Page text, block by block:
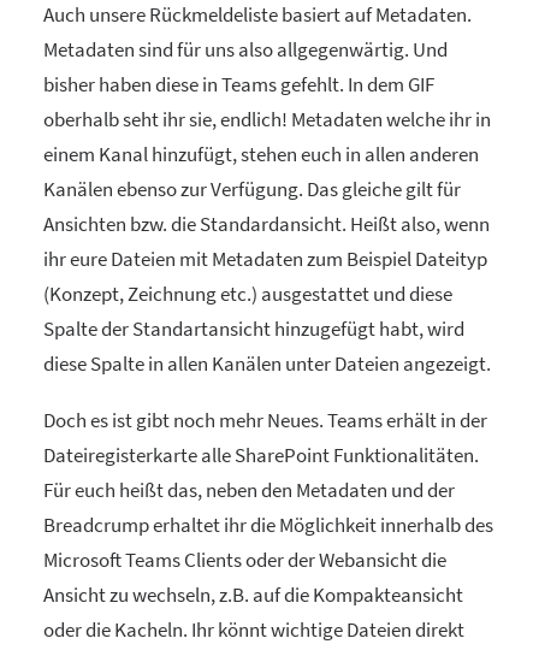
Auch unsere Rückmeldeliste basiert auf Metadaten.
Metadaten sind für uns also allgegenwärtig. Und
bisher haben diese in Teams gefehlt. In dem GIF
oberhalb seht ihr sie, endlich! Metadaten welche ihr in
einem Kanal hinzufügt, stehen euch in allen anderen
Kanälen ebenso zur Verfügung. Das gleiche gilt für
Ansichten bzw. die Standardansicht. Heißt also, wenn
ihr eure Dateien mit Metadaten zum Beispiel Dateityp
(Konzept, Zeichnung etc.) ausgestattet und diese
Spalte der Standartansicht hinzugefügt habt, wird
diese Spalte in allen Kanälen unter Dateien angezeigt.
Doch es ist gibt noch mehr Neues. Teams erhält in der
Dateiregisterkarte alle SharePoint Funktionalitäten.
Für euch heißt das, neben den Metadaten und der
Breadcrump erhaltet ihr die Möglichkeit innerhalb des
Microsoft Teams Clients oder der Webansicht die
Ansicht zu wechseln, z.B. auf die Kompakteansicht
oder die Kacheln. Ihr könnt wichtige Dateien direkt